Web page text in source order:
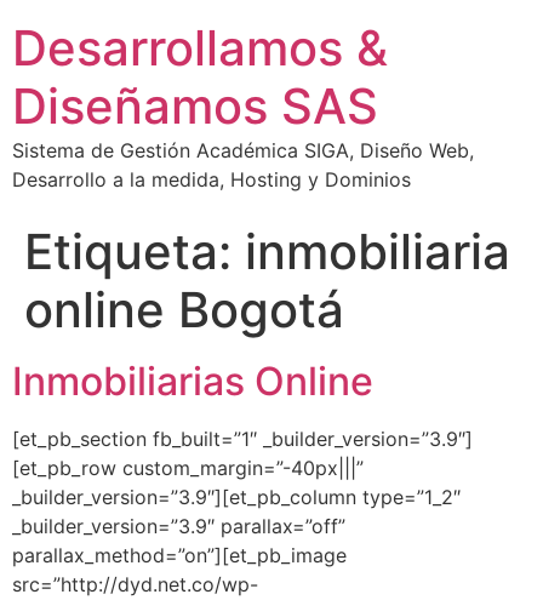
Desarrollamos &
Diseñamos SAS
Sistema de Gestión Académica SIGA, Diseño Web,
Desarrollo a la medida, Hosting y Dominios
Etiqueta: inmobiliaria
online Bogotá
Inmobiliarias Online
[et_pb_section fb_built=”1″ _builder_version=”3.9″]
[et_pb_row custom_margin=”-40px|||”
_builder_version=”3.9″][et_pb_column type=”1_2″
_builder_version=”3.9″ parallax=”off”
parallax_method=”on”][et_pb_image
src=”http://dyd.net.co/wp-